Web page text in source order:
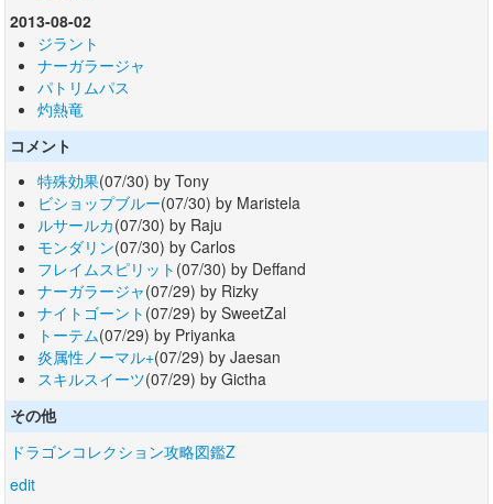
2013-08-02
ジラント
ナーガラージャ
パトリムパス
灼熱竜
コメント
特殊効果(07/30) by Tony
ビショップブルー(07/30) by Maristela
ルサールカ(07/30) by Raju
モンダリン(07/30) by Carlos
フレイムスピリット (07/30) by Deffand
ナーガラージャ(07/29) by Rizky
ナイトゴーント (07/29) by SweetZal
トーテム(07/29) by Priyanka
炎属性ノーマル+(07/29) by Jaesan
スキルスイーツ(07/29) by Gictha
その他
ドラゴンコレクション攻略図鑑Z
edit